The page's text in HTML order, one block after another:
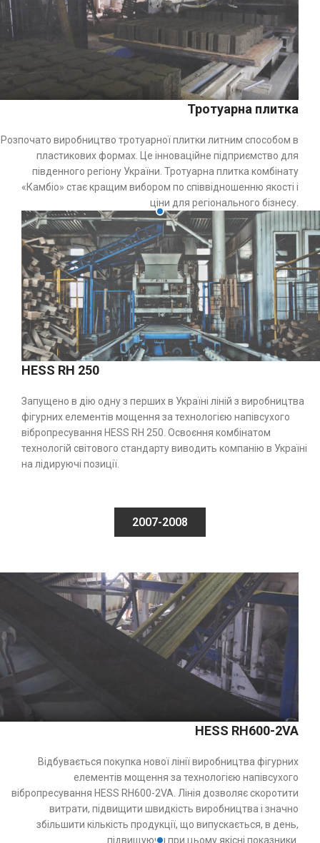
Тротуарна плитка
Розпочато виробництво тротуарної плитки литним способом в
пластикових формах. Це інноваційне підприємство для
південного регіону України. Тротуарна плитка комбінату
«Камбіо» стає кращим вибором по співвідношенню якості і
ціни для регіонального бізнесу.
HESS RH 250
Запущено в дію одну з перших в Україні ліній з виробництва
фігурних елементів мощення за технологією напівсухого
вібропресування HESS RH 250. Освоєння комбінатом
технологій світового стандарту виводить компанію в Україні
на лідируючі позиції.
2007-2008
HESS RH600-2VA
Відбувається покупка нової лінії виробництва фігурних
елементів мощення за технологією напівсухого
вібропресування HESS RH600-2VA. Лінія дозволяє скоротити
витрати, підвищити швидкість виробництва і значно
збільшити кількість продукції, що випускається, в день,
підвищуючи при цьому якісні показники.